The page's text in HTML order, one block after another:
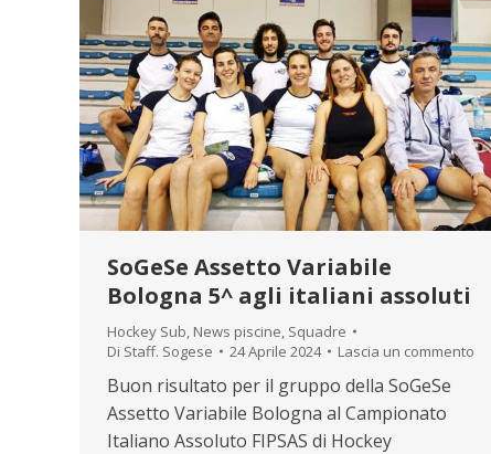
SoGeSe Assetto Variabile
Bologna 5^ agli italiani assoluti
Hockey Sub, News piscine, Squadre
Di Staff. Sogese 24 Aprile 2024 Lascia un commento
Buon risultato per il gruppo della SoGeSe
Assetto Variabile Bologna al Campionato
Italiano Assoluto FIPSAS di Hockey